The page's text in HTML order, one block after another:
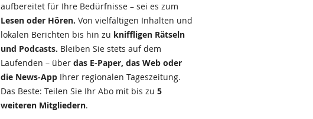
aufbereitet für Ihre Bedürfnisse – sei es zum
Lesen oder Hören. Von vielfältigen Inhalten und
lokalen Berichten bis hin zu kniffligen Rätseln
und Podcasts. Bleiben Sie stets auf dem
Laufenden – über das E-Paper, das Web oder
die News-App Ihrer regionalen Tageszeitung.
Das Beste: Teilen Sie Ihr Abo mit bis zu 5
weiteren Mitgliedern.